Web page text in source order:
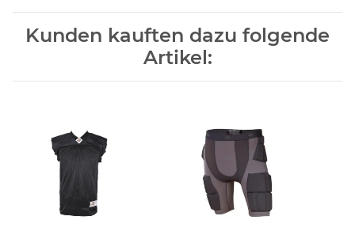
Kunden kauften dazu folgende
Artikel: